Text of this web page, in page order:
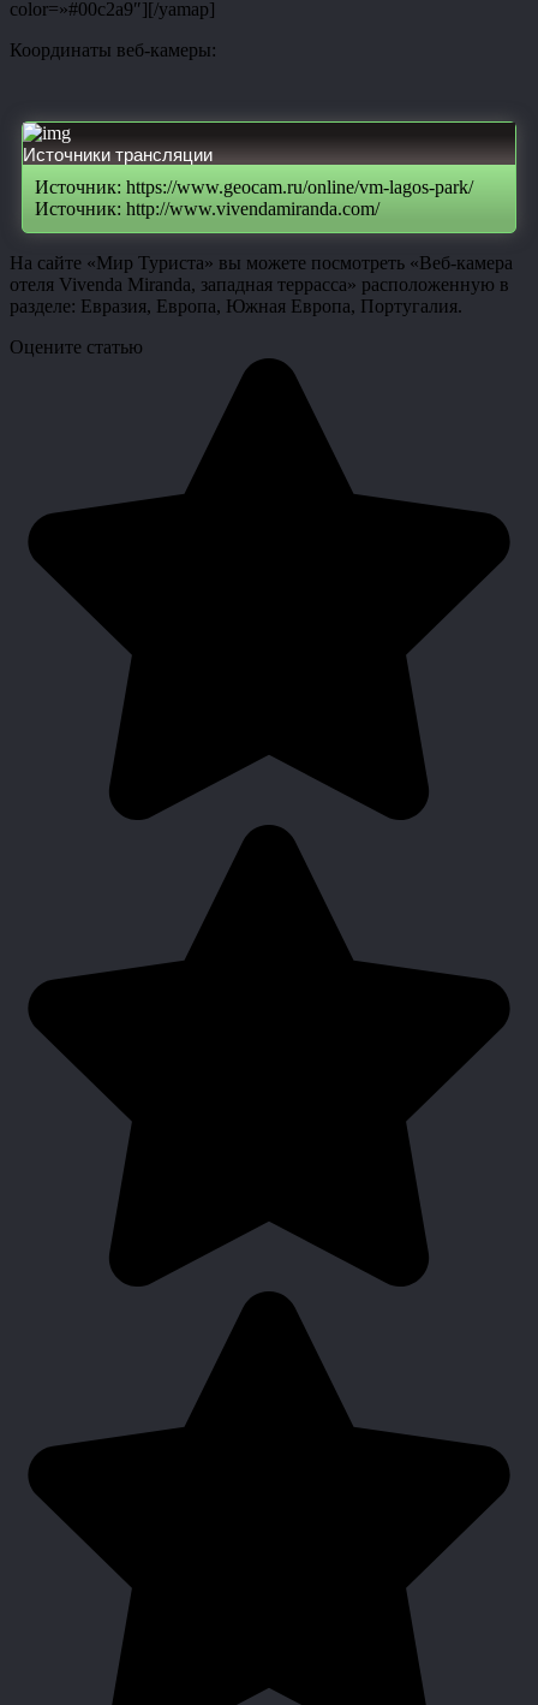
color=»#00c2a9″][/yamap]
Координаты веб-камеры:
Источники трансляции
Источник: https://www.geocam.ru/online/vm-lagos-park/
Источник: http://www.vivendamiranda.com/
На сайте «Мир Туриста» вы можете посмотреть «Веб-камера
отеля Vivenda Miranda, западная террасса» расположенную в
разделе: Евразия, Европа, Южная Европа, Португалия.
Оцените статью